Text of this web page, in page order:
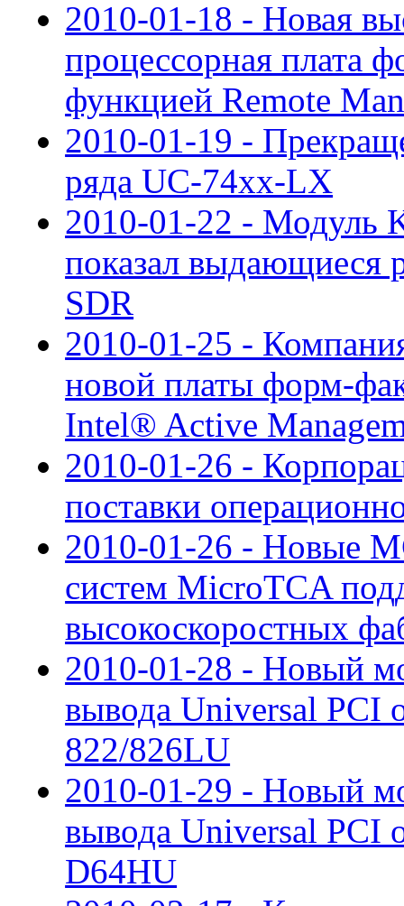
2010-01-18 - Новая
процессорная плата
функцией Remote
2010-01-19 -
ряда UC-74xx-LX
2010-01-22 - Модуль
показал выдающиеся
SDR
2010-01-25 -
новой платы форм-
Intel® Active
2010-01-26 -
поставки
2010-01-26 - Новые
систем MicroTCA
высокоскоростных
2010-01-28 - Новый
вывода Universal PCI
822/826LU
2010-01-29 - Новый
вывода Universal PCI
D64HU